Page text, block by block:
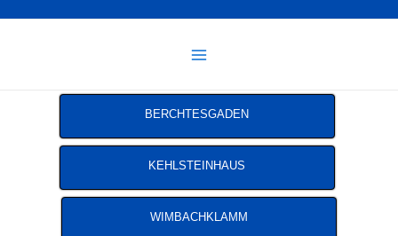
Menu
BERCHTESGADEN
KEHLSTEINHAUS
WIMBACHKLAMM